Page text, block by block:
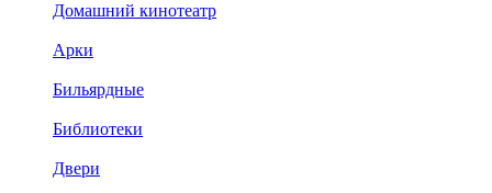
Домашний кинотеатр
Арки
Бильярдные
Библиотеки
Двери